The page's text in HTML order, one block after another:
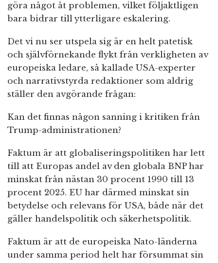
göra något åt problemen, vilket följaktligen
bara bidrar till ytterligare eskalering.
Det vi nu ser utspela sig är en helt patetisk
och självförnekande flykt från verkligheten av
europeiska ledare, så kallade USA-experter
och narrativstyrda redaktioner som aldrig
ställer den avgörande frågan:
Kan det finnas någon sanning i kritiken från
Trump-administrationen?
Faktum är att globaliseringspolitiken har lett
till att Europas andel av den globala BNP har
minskat från nästan 30 procent 1990 till 13
procent 2025. EU har därmed minskat sin
betydelse och relevans för USA, både när det
gäller handelspolitik och säkerhetspolitik.
Faktum är att de europeiska Nato-länderna
under samma period helt har försummat sin